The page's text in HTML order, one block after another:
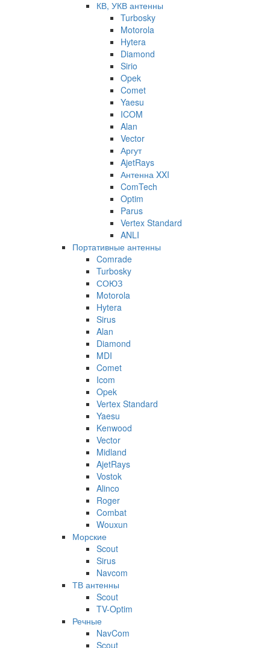
КВ, УКВ антенны
Turbosky
Motorola
Hytera
Diamond
Sirio
Opek
Comet
Yaesu
ICOM
Alan
Vector
Аргут
AjetRays
Антенна XXI
ComTech
Optim
Parus
Vertex Standard
ANLI
Портативные антенны
Comrade
Turbosky
СОЮЗ
Motorola
Hytera
Sirus
Alan
Diamond
MDI
Comet
Icom
Opek
Vertex Standard
Yaesu
Kenwood
Vector
Midland
AjetRays
Vostok
Alinco
Roger
Combat
Wouxun
Морские
Scout
Sirus
Navcom
ТВ антенны
Scout
TV-Optim
Речные
NavCom
Scout